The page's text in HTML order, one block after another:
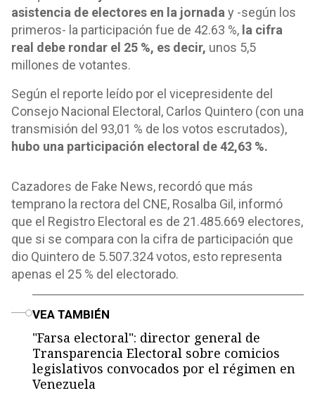
asistencia de electores en la jornada y -según los
primeros- la participación fue de 42.63 %, la cifra
real debe rondar el 25 %, es decir, unos 5,5
millones de votantes.
Según el reporte leído por el vicepresidente del
Consejo Nacional Electoral, Carlos Quintero (con una
transmisión del 93,01 % de los votos escrutados),
hubo una participación electoral de 42,63 %.
Cazadores de Fake News, recordó que más
temprano la rectora del CNE, Rosalba Gil, informó
que el Registro Electoral es de 21.485.669 electores,
que si se compara con la cifra de participación que
dio Quintero de 5.507.324 votos, esto representa
apenas el 25 % del electorado.
VEA TAMBIÉN
"Farsa electoral": director general de
Transparencia Electoral sobre comicios
legislativos convocados por el régimen en
Venezuela